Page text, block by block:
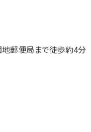
郵便局まで徒歩約4分